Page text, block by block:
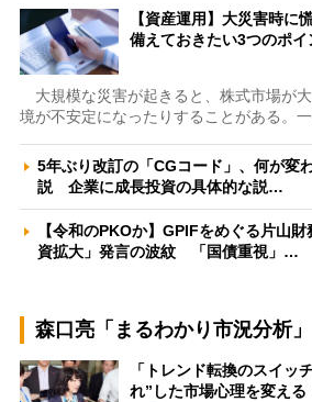
【資産運用】大災害時に
備えておきたい3つのポ
大規模な災害が起きると、株式市場が
境が不安定になったりすることがある。
5年ぶり改訂の「CGコード」、何が変
説 企業に成長投資の具体的な説…
【令和のPKOか】GPIFをめぐる片山
資拡大」発言の波紋 「国債重視」…
森口亮「まるわかり市況分析」
「トレンド転換のスイッ
れ”した市場心理を変える